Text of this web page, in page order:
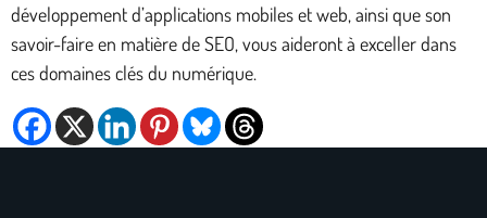
développement d’applications mobiles et web, ainsi que son
savoir-faire en matière de SEO, vous aideront à exceller dans
ces domaines clés du numérique.